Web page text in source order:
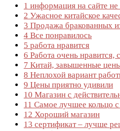
1 информация на сайте не
2 Ужасное китайское
3 Продажа бракованных
4 Все понравилось
5 работа нравится
6 Работа очень нравится,
7 Китай, завышенные
8 Неплохой вариант
9 Цены приятно удивили
10 Магазин с
11 Самое лучшее кольцо
12 Хороший магазин
13 сертификат – лучше